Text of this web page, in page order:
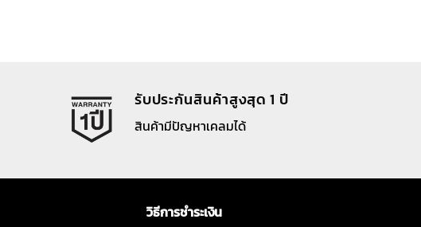
รับประกันสินค้าสูงสุด 1 ปี
สินค้ามีปัญหาเคลมได้
วิธีการชำระเงิน